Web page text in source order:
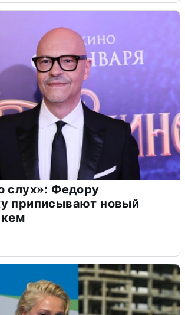
слух»: Федору
приписывают новый